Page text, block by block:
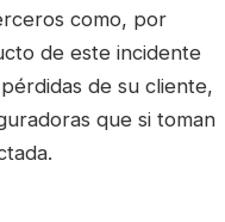
como, por
de este incidente
de su cliente,
que si toman